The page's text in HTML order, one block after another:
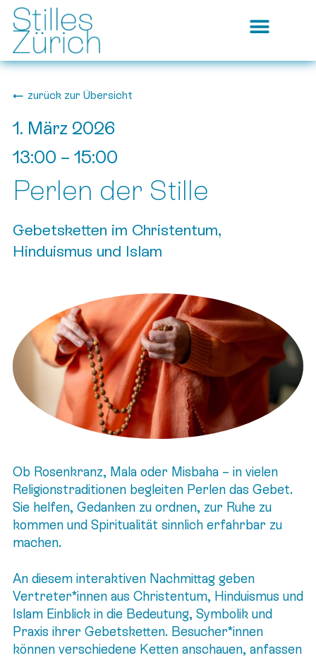
zurück zur Übersicht
1. März 2026
13:00 – 15:00
Perlen der Stille
Gebetsketten im Christentum,
Hinduismus und Islam
Ob Rosenkranz, Mala oder Misbaha – in vielen
Religionstraditionen begleiten Perlen das Gebet.
Sie helfen, Gedanken zu ordnen, zur Ruhe zu
kommen und Spiritualität sinnlich erfahrbar zu
machen.
An diesem interaktiven Nachmittag geben
Vertreter*innen aus Christentum, Hinduismus und
Islam Einblick in die Bedeutung, Symbolik und
Praxis ihrer Gebetsketten. Besucher*innen
können verschiedene Ketten anschauen, anfassen